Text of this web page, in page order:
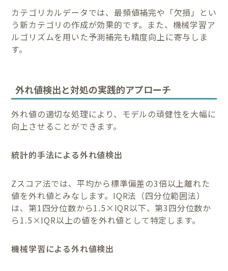
カテゴリカルデータでは、最頻値補完や「欠損」とい
う新カテゴリの作成が効果的です。また、機械学習ア
ルゴリズムを用いた予測補完も精度向上に寄与しま
す。
外れ値検出と対処の実践的アプローチ
外れ値の適切な処理により、モデルの頑健性を大幅に
向上させることができます。
統計的手法による外れ値検出
Zスコア法では、平均から標準偏差の3倍以上離れた
値を外れ値とみなします。IQR法（四分位範囲法）
は、第1四分位数から1.5×IQR以下、第3四分位数か
ら1.5×IQR以上の値を外れ値として特定します。
機械学習による外れ値検出